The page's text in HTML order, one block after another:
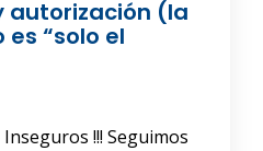
autorización (la
“solo el
!!! Seguimos